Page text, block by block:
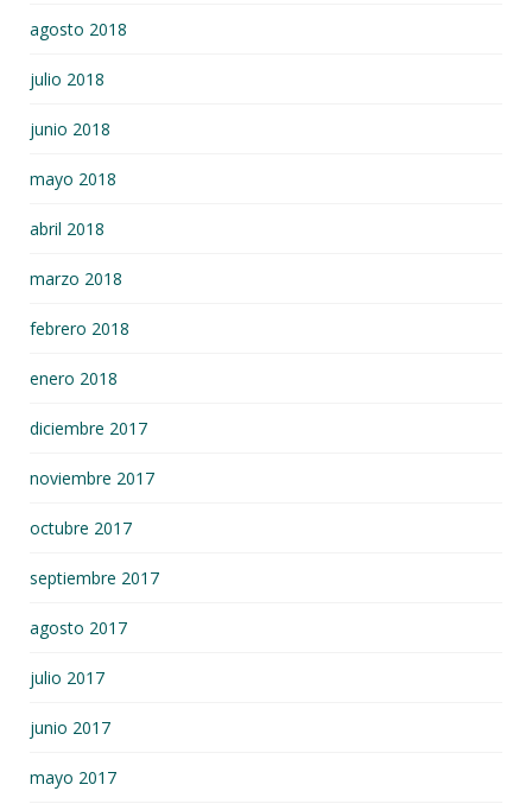
agosto 2018
julio 2018
junio 2018
mayo 2018
abril 2018
marzo 2018
febrero 2018
enero 2018
diciembre 2017
noviembre 2017
octubre 2017
septiembre 2017
agosto 2017
julio 2017
junio 2017
mayo 2017